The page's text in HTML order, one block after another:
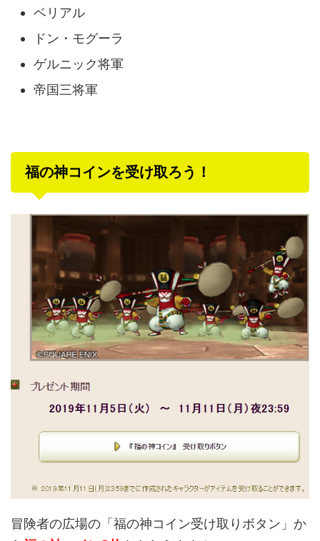
ベリアル
ドン・モグーラ
ゲルニック将軍
帝国三将軍
福の神コインを受け取ろう！
冒険者の広場の「福の神コイン受け取りボタン」か